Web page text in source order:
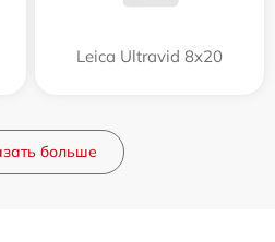
Leica Ultravid 8x20
больше